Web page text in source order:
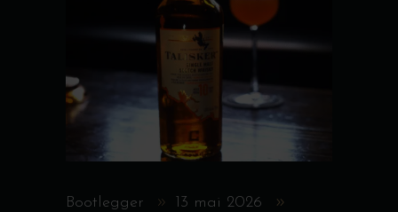
Bootlegger
13 mai 2026